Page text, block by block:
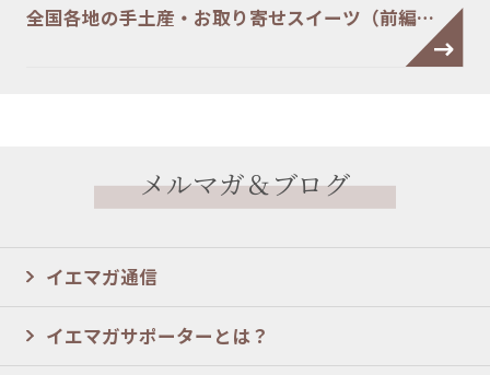
全国各地の手土産・お取り寄せスイーツ（前編…
メルマガ＆ブログ
イエマガ通信
イエマガサポーターとは？